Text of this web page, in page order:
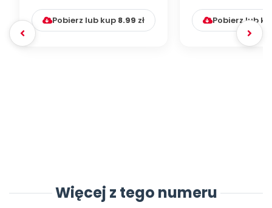
Pobierz lub kup 8.99 zł Pobierz lub
Więcej z tego numeru